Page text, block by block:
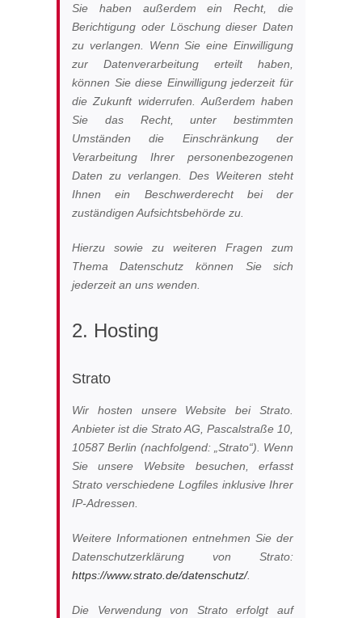
Sie haben außerdem ein Recht, die
Berichtigung oder Löschung dieser Daten
zu verlangen. Wenn Sie eine Einwilligung
zur Datenverarbeitung erteilt haben,
können Sie diese Einwilligung jederzeit für
die Zukunft widerrufen. Außerdem haben
Sie das Recht, unter bestimmten
Umständen die Einschränkung der
Verarbeitung Ihrer personenbezogenen
Daten zu verlangen. Des Weiteren steht
Ihnen ein Beschwerderecht bei der
zuständigen Aufsichtsbehörde zu.
Hierzu sowie zu weiteren Fragen zum
Thema Datenschutz können Sie sich
jederzeit an uns wenden.
2. Hosting
Strato
Wir hosten unsere Website bei Strato.
Anbieter ist die Strato AG, Pascalstraße 10,
10587 Berlin (nachfolgend: „Strato“). Wenn
Sie unsere Website besuchen, erfasst
Strato verschiedene Logfiles inklusive Ihrer
IP-Adressen.
Weitere Informationen entnehmen Sie der
Datenschutzerklärung von Strato:
https://www.strato.de/datenschutz/.
Die Verwendung von Strato erfolgt auf